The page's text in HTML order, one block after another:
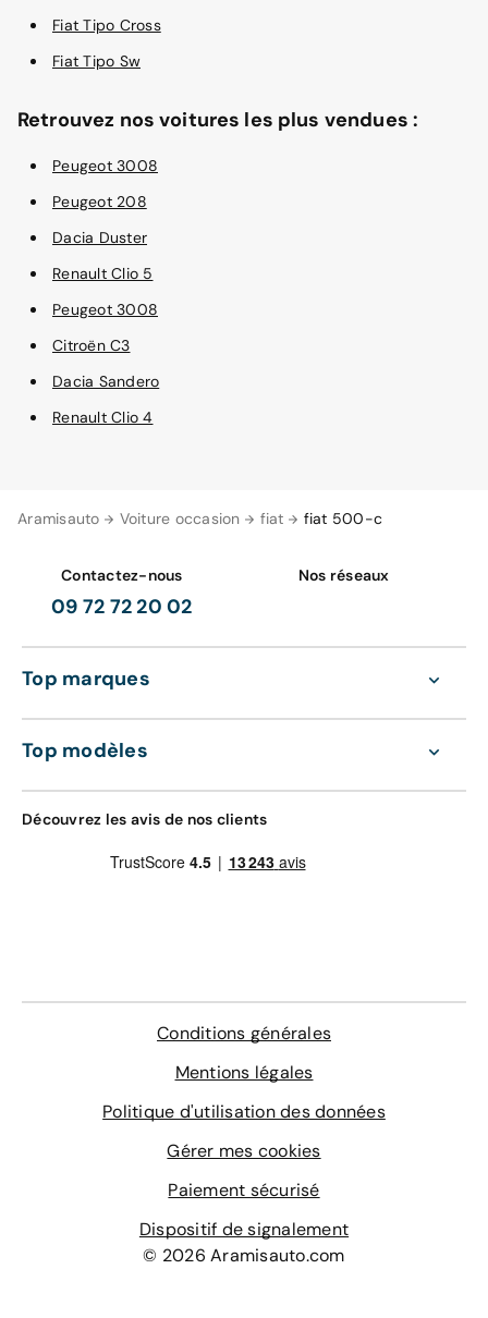
Aramisauto Voiture occasion fiat fiat 500-c
Fiat Tipo Cross
Fiat Tipo Sw
Retrouvez nos voitures les plus vendues :
Peugeot 3008
Peugeot 208
Dacia Duster
Renault Clio 5
Peugeot 3008
Citroën C3
Dacia Sandero
Renault Clio 4
Contactez-nous
09 72 72 20 02
Nos réseaux
Top marques
Top modèles
Découvrez les avis de nos clients
Conditions générales
Mentions légales
Politique d'utilisation des données
Gérer mes cookies
Paiement sécurisé
Dispositif de signalement
© 2026 Aramisauto.com